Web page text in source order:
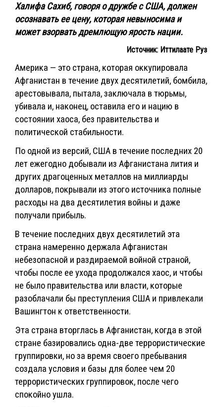
Халифа Сахиб, говоря о дружбе с США, должен
осознавать ее цену, которая невыносима и
может взорвать дремлющую ярость нации.
Источник: Иттилаате Руз
Америка — это страна, которая оккупировала
Афганистан в течение двух десятилетий, бомбила,
арестовывала, пытала, заключала в тюрьмы,
убивала и, наконец, оставила его и нацию в
состоянии хаоса, без правительства и
политической стабильности.
По одной из версий, США в течение последних 20
лет ежегодно добывали из Афганистана лития и
других драгоценных металлов на миллиарды
долларов, покрывали из этого источника полные
расходы на два десятилетия войны и даже
получали прибыль.
В течение последних двух десятилетий эта
страна намеренно держала Афганистан
небезопасной и раздираемой войной страной,
чтобы после ее ухода продолжался хаос, и чтобы
не было правительства или власти, которые
разоблачали бы преступления США и привлекали
Вашингтон к ответственности.
Эта страна вторглась в Афганистан, когда в этой
стране базировались одна-две террористические
группировки, но за время своего пребывания
создала условия и базы для более чем 20
террористических группировок, после чего
спокойно ушла.